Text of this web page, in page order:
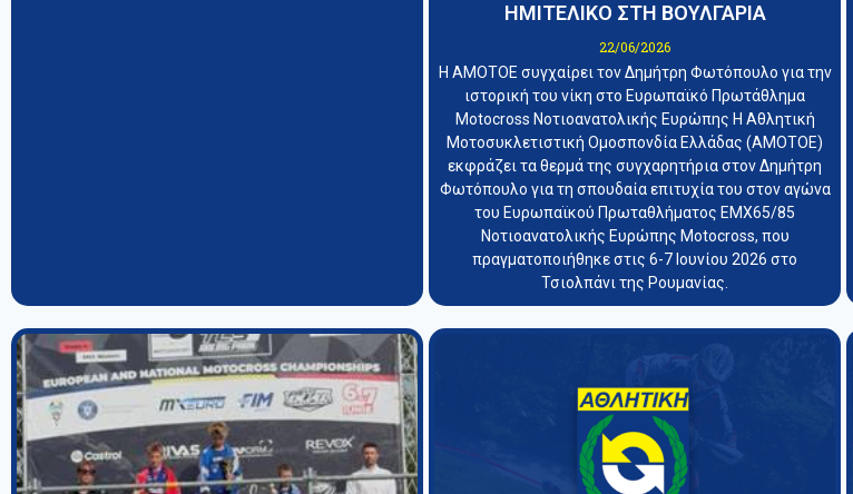
ΗΜΙΤΕΛΙΚΟ ΣΤΗ ΒΟΥΛΓΑΡΙΑ
22/06/2026
Η ΑΜΟΤΟΕ συγχαίρει τον Δημήτρη Φωτόπουλο για την
ιστορική του νίκη στο Ευρωπαϊκό Πρωτάθλημα
Motocross Νοτιοανατολικής Ευρώπης Η Αθλητική
Μοτοσυκλετιστική Ομοσπονδία Ελλάδας (ΑΜΟΤΟΕ)
εκφράζει τα θερμά της συγχαρητήρια στον Δημήτρη
Φωτόπουλο για τη σπουδαία επιτυχία του στον αγώνα
του Ευρωπαϊκού Πρωταθλήματος EMX65/85
Νοτιοανατολικής Ευρώπης Motocross, που
πραγματοποιήθηκε στις 6-7 Ιουνίου 2026 στο
Τσιολπάνι της Ρουμανίας.